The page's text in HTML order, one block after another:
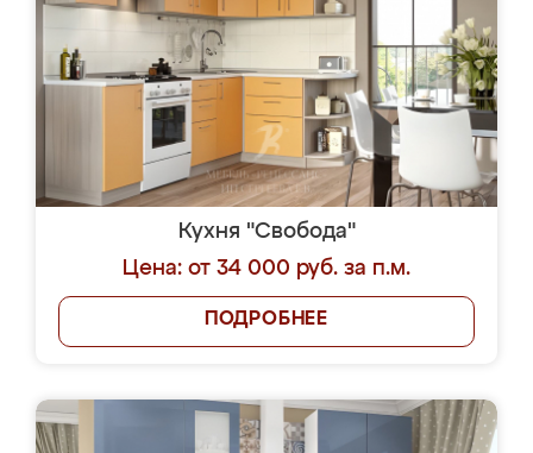
Кухня "Свобода"
Цена: от 34 000 руб. за п.м.
ПОДРОБНЕЕ